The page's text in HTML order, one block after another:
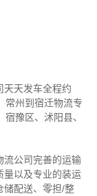
天天发车全程约
常州到宿迁物流专
豫区、沭阳县、
流公司完善的运输
量以及专业的装运
储配送、零担/整